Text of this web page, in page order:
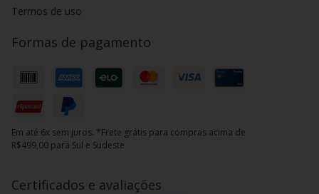
Termos de uso
Formas de pagamento
Em até 6x sem juros. *Frete grátis para compras acima de
R$499,00 para Sul e Sudeste
Certificados e avaliações